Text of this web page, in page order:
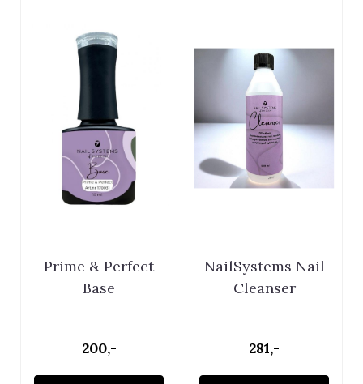
Prime & Perfect
Base
200,-
NailSystems Nail
Cleanser
281,-